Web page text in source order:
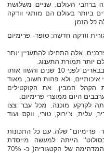
ברחבי העולם. שניים משלושת
ביותר בעולם הם מותגי וודקה
כל הזמן.
וודקה חדשה: סופר- פרימיום
אלה התחילו להתעניין יותר
יותר תמורת התענוג.
נסו להיזכר כיצד נראה מדף הוויסקי בבארים לפני 10 שנים והשוו אותו
איכותיים, ולא פחות חשוב, מאוד
הקהל המבין. את הקוקטילים
היום ממוצרי פרימיום.
לקרקע מוכנה. מכל עבר צצו
עלית, צ'ירוק, טורי, ווקס ועוד
פרימיום'' שלה. עם כל התכונות
הייתה למעשה מייסדת
הקטגוריה. בכל זאת, לאור הצמיחה המדהימה של הקטגוריה( כ- 70%